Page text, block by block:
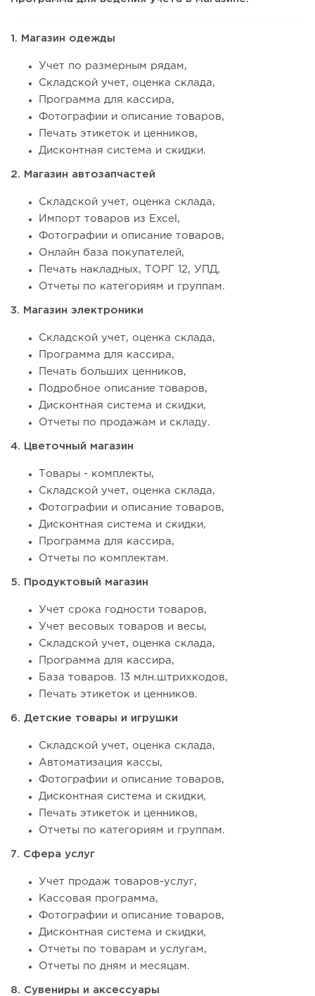
1. Магазин одежды
Учет по размерным рядам,
Складской учет, оценка склада,
Программа для кассира,
Фотографии и описание товаров,
Печать этикеток и ценников,
Дисконтная система и скидки.
2. Магазин автозапчастей
Складской учет, оценка склада,
Импорт товаров из Excel,
Фотографии и описание товаров,
Онлайн база покупателей,
Печать накладных, ТОРГ 12, УПД,
Отчеты по категориям и группам.
3. Магазин электроники
Складской учет, оценка склада,
Программа для кассира,
Печать больших ценников,
Подробное описание товаров,
Дисконтная система и скидки,
Отчеты по продажам и складу.
4. Цветочный магазин
Товары - комплекты,
Складской учет, оценка склада,
Фотографии и описание товаров,
Дисконтная система и скидки,
Программа для кассира,
Отчеты по комплектам.
5. Продуктовый магазин
Учет срока годности товаров,
Учет весовых товаров и весы,
Складской учет, оценка склада,
Программа для кассира,
База товаров. 13 млн.штрихкодов,
Печать этикеток и ценников.
6. Детские товары и игрушки
Складской учет, оценка склада,
Автоматизация кассы,
Фотографии и описание товаров,
Дисконтная система и скидки,
Печать этикеток и ценников,
Отчеты по категориям и группам.
7. Сфера услуг
Учет продаж товаров-услуг,
Кассовая программа,
Фотографии и описание товаров,
Дисконтная система и скидки,
Отчеты по товарам и услугам,
Отчеты по дням и месяцам.
8. Сувениры и аксессуары